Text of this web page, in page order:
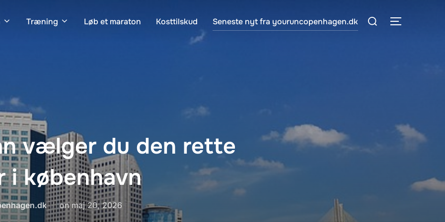
Træning Løb et maraton Kosttilskud Seneste nyt fra youruncopenhagen.dk
Søg
SLÅ
vælger du den rette
i københavn
onUdgivet
d.
maj 20, 2026